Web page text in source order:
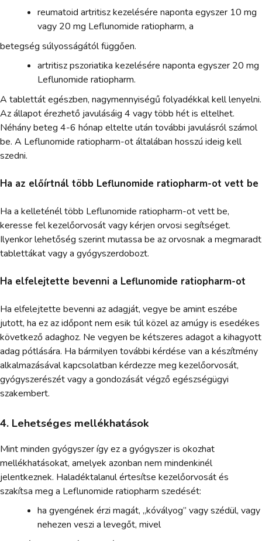
reumatoid artritisz kezelésére naponta egyszer 10 mg
vagy 20 mg Leflunomide ratiopharm, a
betegség súlyosságától függően.
artritisz pszoriatika kezelésére naponta egyszer 20 mg
Leflunomide ratiopharm.
A tablettát egészben, nagymennyiségű folyadékkal kell lenyelni.
Az állapot érezhető javulásáig 4 vagy több hét is eltelhet.
Néhány beteg 4-6 hónap eltelte után további javulásról számol
be. A Leflunomide ratiopharm-ot általában hosszú ideig kell
szedni.
Ha az előírtnál több Leflunomide ratiopharm-ot vett be
Ha a kelleténél több Leflunomide ratiopharm-ot vett be,
keresse fel kezelőorvosát vagy kérjen orvosi segítséget.
Ilyenkor lehetőség szerint mutassa be az orvosnak a megmaradt
tablettákat vagy a gyógyszerdobozt.
Ha elfelejtette bevenni a Leflunomide ratiopharm-ot
Ha elfelejtette bevenni az adagját, vegye be amint eszébe
jutott, ha ez az időpont nem esik túl közel az amúgy is esedékes
következő adaghoz. Ne vegyen be kétszeres adagot a kihagyott
adag pótlására. Ha bármilyen további kérdése van a készítmény
alkalmazásával kapcsolatban kérdezze meg kezelőorvosát,
gyógyszerészét vagy a gondozását végző egészségügyi
szakembert.
4. Lehetséges mellékhatások
Mint minden gyógyszer így ez a gyógyszer is okozhat
mellékhatásokat, amelyek azonban nem mindenkinél
jelentkeznek. Haladéktalanul értesítse kezelőorvosát és
szakítsa meg a Leflunomide ratiopharm szedését:
ha gyengének érzi magát, „kóvályog” vagy szédül, vagy
nehezen veszi a levegőt, mivel